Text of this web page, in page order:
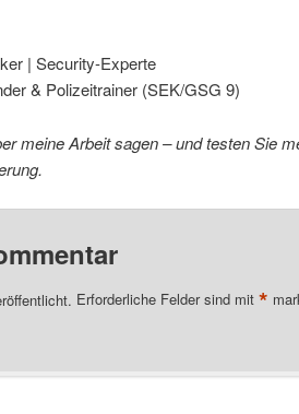
| Security-Experte
& Polizeitrainer (SEK/GSG 9)
meine Arbeit sagen – und testen Sie
Erforderliche Felder sind mit *